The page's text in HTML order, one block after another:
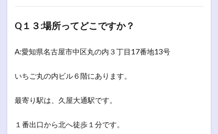
Q１３:場所ってどこですか？
A:愛知県名古屋市中区丸の内３丁目17番地13号
いちご丸の内ビル６階にあります。
最寄り駅は、久屋大通駅です。
１番出口から北へ徒歩１分です。